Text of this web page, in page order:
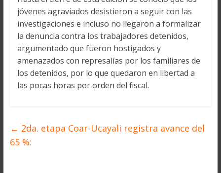
jóvenes agraviados desistieron a seguir con las
investigaciones e incluso no llegaron a formalizar
la denuncia contra los trabajadores detenidos,
argumentado que fueron hostigados y
amenazados con represalías por los familiares de
los detenidos, por lo que quedaron en libertad a
las pocas horas por orden del fiscal.
← 2da. etapa Coar-Ucayali registra avance del
65 %: